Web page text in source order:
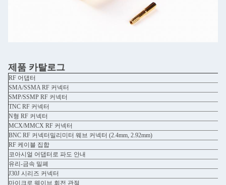
제품 카탈로그
RF 어댑터
SMA/SSMA RF 커넥터
SMP/SSMP RF 커넥터
TNC RF 커넥터
N형 RF 커넥터
MCX/MMCX RF 커넥터
BNC RF 커넥터밀리미터 웨브 커넥터 (2.4mm, 2.92mm)
RF 케이블 집합
코아시얼 어댑터로 파도 안내
유리-금속 밀폐
J30J 시리즈 커넥터
마이크로 웨이브 회전 관절